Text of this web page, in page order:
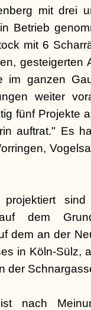
mit drei
Betrieb
mit 6
gesteigerten
im ganzen
weiter
fünf Projekte
auftrat." Es
sind
dem
dem an der
in Köln-Sülz,
der
nach